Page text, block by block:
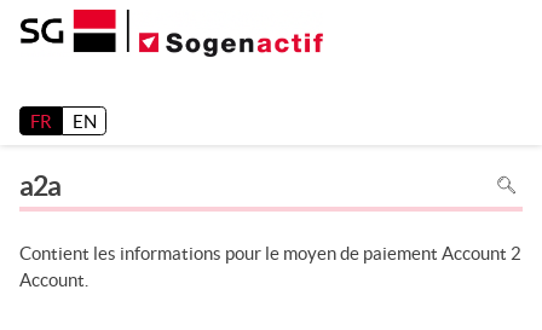
FR EN
a2a
Pour
la
utiliser
Ctrl+F
Contient les informations pour le moyen de paiement Account 2
Account.